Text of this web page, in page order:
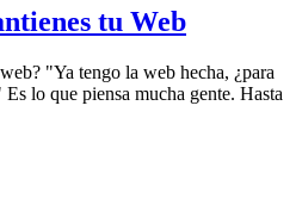
tu Web
"Ya tengo la web hecha, ¿para
lo que piensa mucha gente. Hasta